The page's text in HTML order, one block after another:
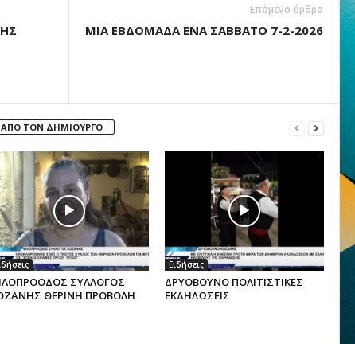
Επόμενο άρθρο
ΜΙΑ ΕΒΔΟΜΑΔΑ ΕΝΑ ΣΑΒΒΑΤΟ 7-2-2026
ΑΠΟ ΤΟΝ ΔΗΜΙΟΥΡΓΟ
ΣΥΛΛΟΓΟΣ
ΘΕΡΙΝΗ ΠΡΟΒΟΛΗ
Ειδήσεις
ΔΡΥΟΒΟΥΝΟ ΠΟΛΙΤΙΣΤΙΚΕΣ
ΕΚΔΗΛΩΣΕΙΣ